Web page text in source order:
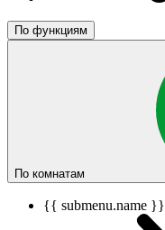
По функциям
По комнатам
{{ submenu.name }}